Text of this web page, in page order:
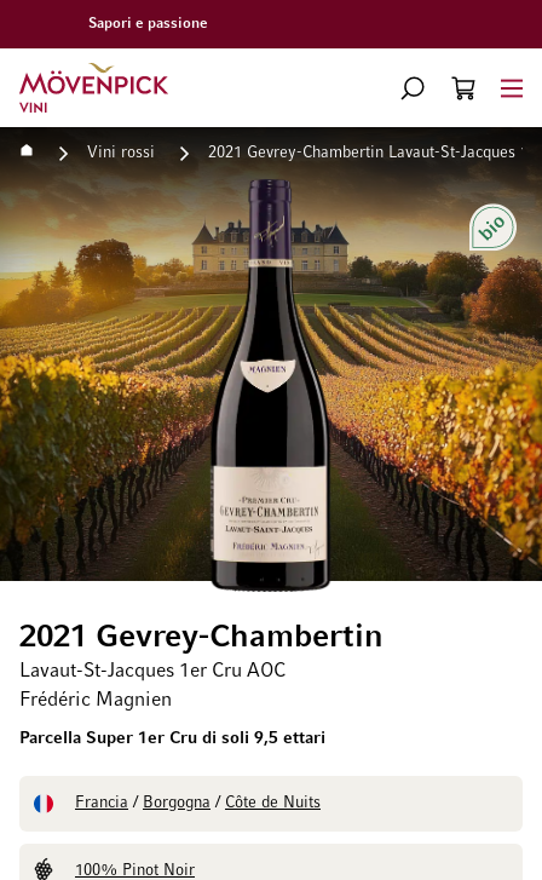
Consegna gratuita a partire da CHF 300.–
Vai alla Home Page
CERCA
CART
Home Vini rossi 2021 Gevrey-Chambertin Lavaut-St-Jacques
Bio
2021 Gevrey-Chambertin
Lavaut-St-Jacques 1er Cru AOC
Frédéric Magnien
Parcella Super 1er Cru di soli 9,5 ettari
Francia / Borgogna / Côte de Nuits
100% Pinot Noir
Vai alla fine della galleria di immagini
Vai all'inizio della galleria